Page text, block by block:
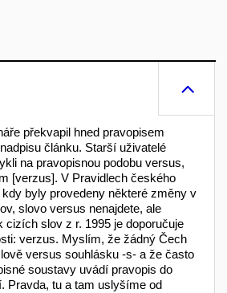
překvapil hned pravopisem
článku. Starší uživatelé
na pravopisnou podobu versus,
[verzus]. V Pravidlech českého
kdy byly provedeny některé změny v
slovo versus nenajdete, ale
slov z r. 1995 je doporučuje
verzus. Myslím, že žádný Čech
versus souhlásku -s- a že často
soustavy uvádí pravopis do
Pravda, tu a tam uslyšíme od